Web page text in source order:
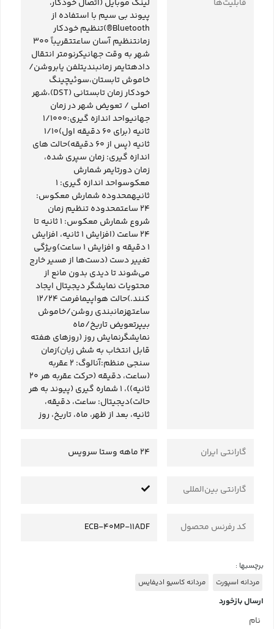
قابلیت‌ها
لینک موبایل (اتصال خودکار،
پیوند بی سیم با استفاده از
Bluetooth®)تنظیم خودکار
زمانتنظیم آسان ساعتتقریباً 300
شهر به وقت جهانیکرنومتر انتقال
دادهتایمر زمانبندیتلفن یابروشن/
خاموش تابستان،سوئیچینگ
خودکار زمان تابستانی (DST)،شهر
اصلی / تعویض شهر در زمان
جهانیواحد اندازه گیری:1/1000
ثانیه (برای 60 دقیقه اول)1/10
ثانیه (پس از 60 دقیقه)حالت های
اندازه گیری: زمان سپری شده،
زمان دورتایمر شمارش
معکوسواحد اندازه گیری: 1
ثانیهمحدوده شمارش معکوس:
24 ​​ساعتمحدوده تنظیم زمان
شروع شمارش معکوس: 1 ثانیه تا
24 ساعت (افزایش 1 ثانیه، افزایش
1 دقیقه و افزایش 1 ساعت)ویژگی
تغییر دست (دست‌ها از مسیر خارج
می‌شوند تا دیدی بدون مانع از
محتویات نمایشگر دیجیتال ایجاد
کنند.)حالت هواپیمافرمت 12/24
ساعتهزمانبندی روشن/خاموش
بیپرتعویض تاریخ/ماه
نمایشگرنمایش روز (روزهای هفته
قابل انتخاب به شش زبان)زمان
سنجی منظم:آنالوگ: 2 عقربه
(ساعت، دقیقه (حرکت عقربه هر 20
ثانیه))، 1 شماره گیری (پیوند به هر
حالت)دیجیتال: ساعت، دقیقه،
ثانیه، بعد از ظهر، ماه، تاریخ، روز
گارانتی ایران 24 ماهه وستا سرویس
گارانتی بین‌المللی
کد رفرنس محصول ECB-40MP-11ADF
برچسبها :
مردانه اسپورت
مردانه کاسیو ادیفایس
ارسال بازخورد
نام